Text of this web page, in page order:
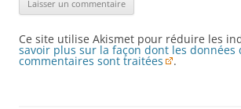
Ce site utilise Akismet pour réduire les
savoir plus sur la façon dont les données
commentaires sont traitées .